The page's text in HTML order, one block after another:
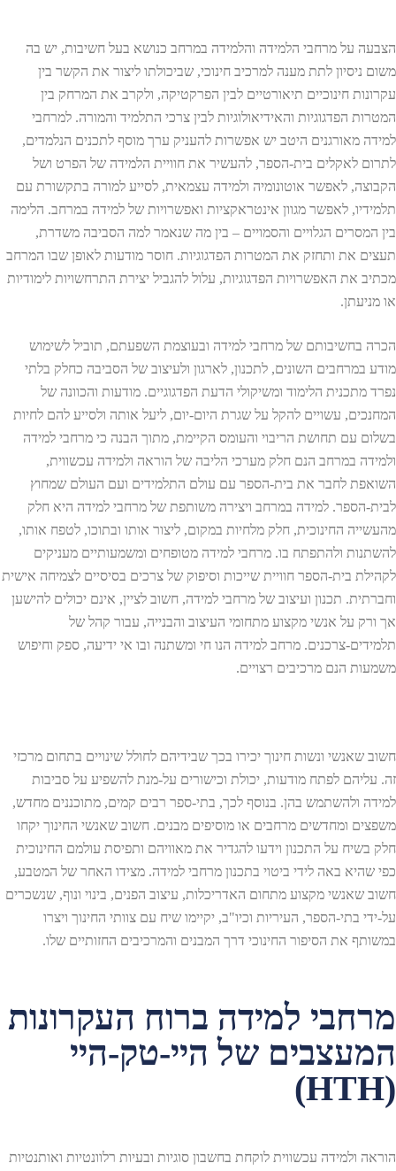
הצבעה על מרחבי הלמידה והלמידה במרחב כנושא בעל חשיבות, יש בה
משום ניסיון לתת מענה למרכיב חינוכי, שביכולתו ליצור את הקשר בין
עקרונות חינוכיים תיאורטיים לבין הפרקטיקה, ולקרב את המרחק בין
המטרות הפדגוגיות והאידיאולוגיות לבין צרכי התלמיד והמורה. למרחבי
למידה מאורגנים היטב יש אפשרות להעניק ערך מוסף לתכנים הנלמדים,
לתרום לאקלים בית-הספר, להעשיר את חוויית הלמידה של הפרט ושל
הקבוצה, לאפשר אוטונומיה ולמידה עצמאית, לסייע למורה בתקשורת עם
תלמידיו, לאפשר מגוון אינטראקציות ואפשרויות של למידה במרחב. הלימה
בין המסרים הגלויים והסמויים – בין מה שנאמר למה הסביבה משדרת,
תעצים את ותחזק את המטרות הפדגוגיות. חוסר מודעות לאופן שבו המרחב
מכתיב את האפשרויות הפדגוגיות, עלול להגביל יצירת התרחשויות לימודיות
או מניעתן.
הכרה בחשיבותם של מרחבי למידה ובעוצמת השפעתם, תוביל לשימוש
מודע במרחבים השונים, לתכנון, לארגון ולעיצוב של הסביבה כחלק בלתי
נפרד מתכנית הלימוד ומשיקולי הדעת הפדגוגיים. מודעות והכוונה של
המחנכים, עשויים להקל על שגרת היום-יום, ליעל אותה ולסייע להם לחיות
בשלום עם תחושת הריבוי והעומס הקיימת, מתוך הבנה כי מרחבי למידה
ולמידה במרחב הנם חלק מערכי הליבה של הוראה ולמידה עכשווית,
השואפת לחבר את בית-הספר עם עולם התלמידים ועם העולם שמחוץ
לבית-הספר. למידה במרחב ויצירה משותפת של מרחבי למידה היא חלק
מהעשייה החינוכית, חלק מלחיות במקום, ליצור אותו ובתוכו, לטפח אותו,
להשתנות ולהתפתח בו. מרחבי למידה מטופחים ומשמעותיים מעניקים
לקהילת בית-הספר חוויית שייכות וסיפוק של צרכים בסיסיים לצמיחה אישית
וחברתית. תכנון ועיצוב של מרחבי למידה, חשוב לציין, אינם יכולים להישען
אך ורק על אנשי מקצוע מתחומי העיצוב והבנייה, עבור קהל של
תלמידים-צרכנים. מרחב למידה הנו חי ומשתנה ובו אי ידיעה, ספק וחיפוש
משמעות הנם מרכיבים רצויים.
חשוב שאנשי ונשות חינוך יכירו בכך שבידיהם לחולל שינויים בתחום מרכזי
זה. עליהם לפתח מודעות, יכולת וכישורים על-מנת להשפיע על סביבות
למידה ולהשתמש בהן. בנוסף לכך, בתי-ספר רבים קמים, מתוכננים מחדש,
משפצים ומחדשים מרחבים או מוסיפים מבנים. חשוב שאנשי החינוך יקחו
חלק בשיח על התכנון וידעו להגדיר את מאוויהם ותפיסת עולמם החינוכית
כפי שהיא באה לידי ביטוי בתכנון מרחבי למידה. מצידו האחר של המטבע,
חשוב שאנשי מקצוע מתחום האדריכלות, עיצוב הפנים, בינוי ונוף, שנשכרים
על-ידי בתי-הספר, העיריות וכיו"ב, יקיימו שיח עם צוותי החינוך ויצרו
במשותף את הסיפור החינוכי דרך המבנים והמרכיבים החזותיים שלו.
מרחבי למידה ברוח העקרונות
המעצבים של היי-טק-היי
(HTH)
הוראה ולמידה עכשווית לוקחת בחשבון סוגיות ובעיות רלוונטיות ואותנטיות